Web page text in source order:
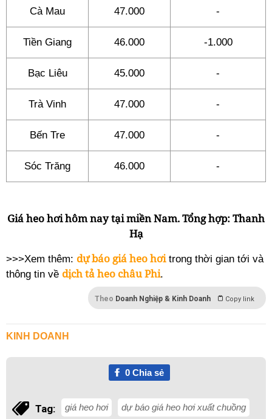
Cà Mau 47.000 -
Tiền Giang 46.000 -1.000
Bạc Liêu 45.000 -
Trà Vinh 47.000 -
Bến Tre 47.000 -
Sóc Trăng 46.000 -
Giá heo hơi hôm nay tại miền Nam. Tổng hợp: Thanh
Hạ
>>>Xem thêm: dự báo giá heo hơitrong thời gian tới và
thông tin về dịch tả heo châu Phi.
Theo Doanh Nghiệp & Kinh Doanh Copy link
KINH DOANH
0Chia sẻ
Tag: giá heo hơi dự báo giá heo hơi xuất chuồng